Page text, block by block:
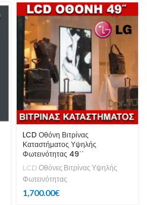
LCD Οθόνη Βιτρίνας
Καταστήματος Υψηλής
Φωτεινότητας 49΄΄
LCD Οθόνες Βιτρίνας Υψηλής
Φωτεινότητας
1,700.00€